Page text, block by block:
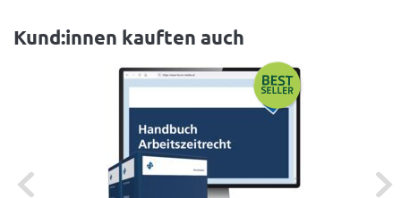
Kund:innen kauften auch
Previous Next